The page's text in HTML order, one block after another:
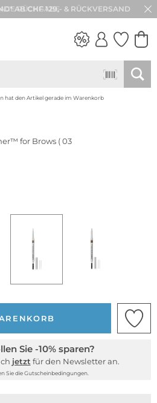
RÜCKGABE
hat den Artikel gerade im Warenkorb
for Brows ( 03
Sie -10% sparen?
jetzt für den Newsletter an.
Sie die Gutscheinbedingungen.